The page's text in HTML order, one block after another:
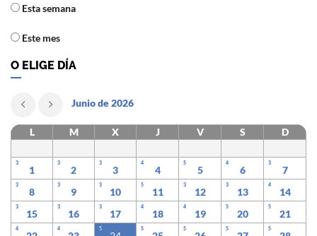
Esta semana
Este mes
O ELIGE DÍA
Junio de 2026
L M X J V S D
3
1
3
2
3
3
4
4
5
5
4
6
3
7
3
8
3
9
3
10
5
11
3
12
3
13
4
14
3
15
3
16
3
17
4
18
4
19
5
20
5
21
4 4 5 5 5 5 5